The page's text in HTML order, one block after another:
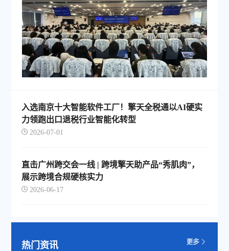
入选南京十大智能软件工厂！擎天全税通以AI硬实
力领跑出口退税行业智能化转型
2026-07-01
直击广州跨交会一线 | 跨境擎天助产品“秀肌肉”，
展示跨境合规硬核实力
2026-06-17
热门资讯